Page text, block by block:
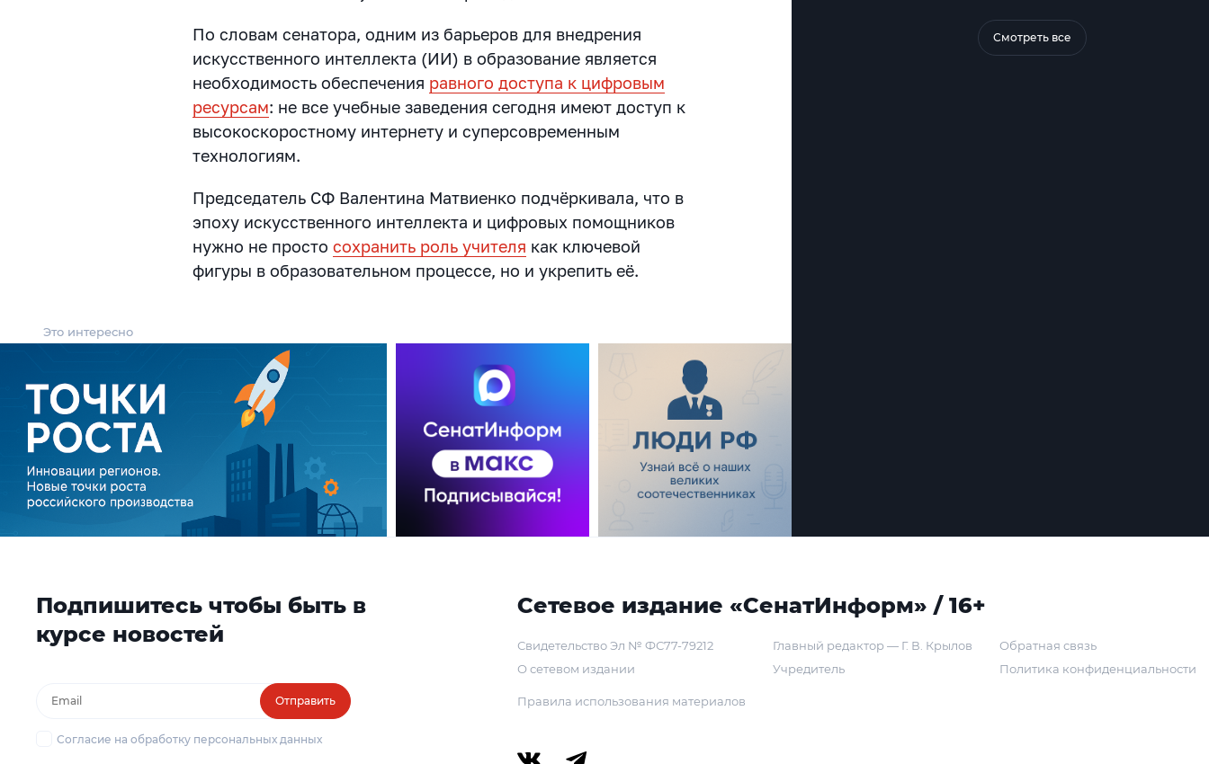
По словам сенатора, одним из барьеров для внедрения
искусственного интеллекта (ИИ) в образование является
необходимость обеспечения равного доступа к цифровым
ресурсам: не все учебные заведения сегодня имеют доступ к
высокоскоростному интернету и суперсовременным
технологиям.
Председатель СФ Валентина Матвиенко подчёркивала, что в
эпоху искусственного интеллекта и цифровых помощников
нужно не простосохранить роль учителя как ключевой
фигуры в образовательном процессе, но и укрепить её.
Это интересно
Смотреть все
Подпишитесь чтобы быть в
курсе новостей
Отправить
Согласие на обработку персональных данных
Сетевое издание «СенатИнформ» / 16+
Свидетельство Эл № ФС77-79212
О сетевом издании
Главный редактор — Г. В. Крылов
Учредитель
Обратная связь
Политика конфиденциальности
Правила использования материалов